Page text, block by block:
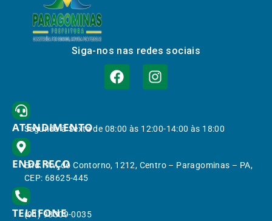
Siga-nos nas redes sociais
ATENDIMENTO
Segunda à Sexta de 08:00 às 12:00-14:00 às 18:00
ENDEREÇO
End.: Av. do Contorno, 1212, Centro – Paragominas – PA,
CEP: 68625-445
TELEFONE
(91) 98309-0035